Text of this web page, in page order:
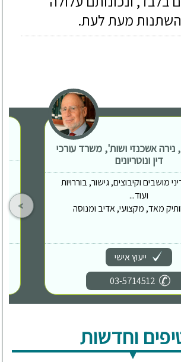
מעת לעת.
נירה אשכנזי ושות', משרד עורכי
דין ונוטריונים
מושבים וקיבוצים, גישור, בוררויות
ועוד...
מאד, מקצועי, אדיב ומנוסה
ייעוץ אישי
03-5714512
וחדשות